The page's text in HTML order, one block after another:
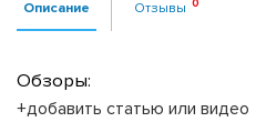
Описание Отзывы
Обзоры:
+добавить статью или видео